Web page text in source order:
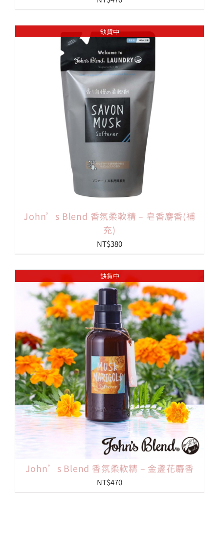
缺貨中
John’s Blend 香氛柔軟精 – 皂香麝香(補
充)
NT$380
缺貨中
John’s Blend 香氛柔軟精 – 金盞花麝香
NT$470